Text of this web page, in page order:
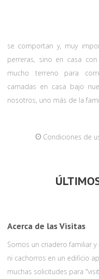
se comportan y, muy
perreras, sino en casa
mucho terreno para
camadas en casa bajo
nosotros, uno más de la
ʘ Condiciones de
Acerca de las Visitas
Somos un criadero familiar
ni cachorros en un edificio
muchas solicitudes para